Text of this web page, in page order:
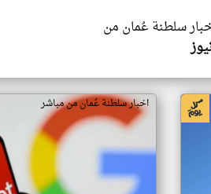
سلطنة عُمان من
اخبار سلطنة عُمان من مباشر